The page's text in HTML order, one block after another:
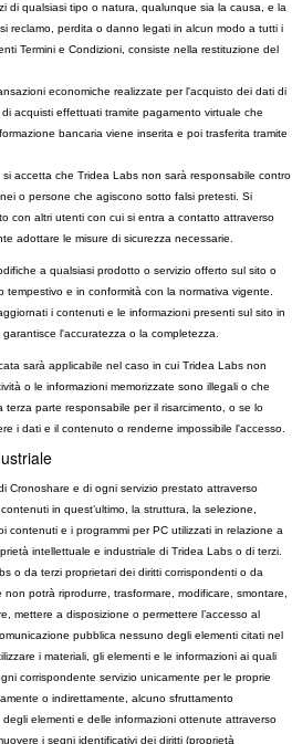
di qualsiasi tipo o natura, qualunque sia la causa, e la
reclamo, perdita o danno legati in alcun modo a tutti i
Termini e Condizioni, consiste nella restituzione del
economiche realizzate per l'acquisto dei dati di
acquisti effettuati tramite pagamento virtuale che
bancaria viene inserita e poi trasferita tramite
accetta che Tridea Labs non sarà responsabile contro
o persone che agiscono sotto falsi pretesti. Si
con altri utenti con cui si entra a contatto attraverso
adottare le misure di sicurezza necessarie.
a qualsiasi prodotto o servizio offerto sul sito o
tempestivo e in conformità con la normativa vigente.
i contenuti e le informazioni presenti sul sito in
l'accuratezza o la completezza.
sarà applicabile nel caso in cui Tridea Labs non
o le informazioni memorizzate sono illegali o che
parte responsabile per il risarcimento, o se lo
i dati e il contenuto o renderne impossibile l'accesso.
Cronoshare e di ogni servizio prestato attraverso
in quest’ultimo, la struttura, la selezione,
contenuti e i programmi per PC utilizzati in relazione a
intellettuale e industriale di Tridea Labs o di terzi.
o da terzi proprietari dei diritti corrispondenti o da
potrà riprodurre, trasformare, modificare, smontare,
mettere a disposizione o permettere l’accesso al
pubblica nessuno degli elementi citati nel
i materiali, gli elementi e le informazioni ai quali
corrispondente servizio unicamente per le proprie
o indirettamente, alcuno sfruttamento
elementi e delle informazioni ottenute attraverso
i segni identificativi dei diritti (proprietà